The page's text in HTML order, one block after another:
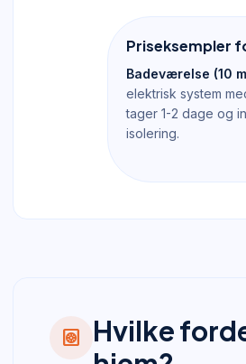
Priseksempler
Badeværelse (10
elektrisk system
tager 1-2 dage og
isolering.
heat_pump
Hvilke